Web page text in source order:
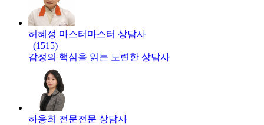
허혜정 마스터 마스터 상담사
(1515)
감정의 핵심을 읽는 노련한 상담사
하용희 전문전문 상담사